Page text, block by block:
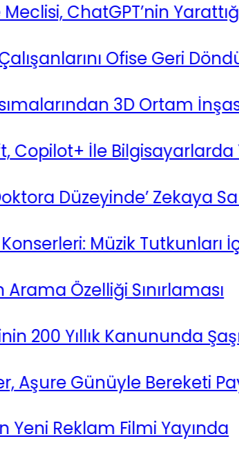
ChatGPT’nin Yarattığı
Ofise Geri
3D Ortam İnşası:
İle Bilgisayarlarda Yeni
Düzeyinde’ Zekaya Sahip
Müzik Tutkunları İçin
Özelliği Sınırlaması
Yıllık Kanununda Şaşırtıcı
Günüyle Bereketi
Filmi Yayında